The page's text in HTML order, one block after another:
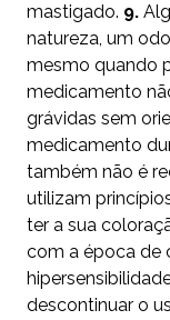
mastigado. 9.
natureza, um
mesmo quando
medicamento
grávidas sem
medicamento
também não é
utilizam
ter a sua
com a época de
descontinuar o